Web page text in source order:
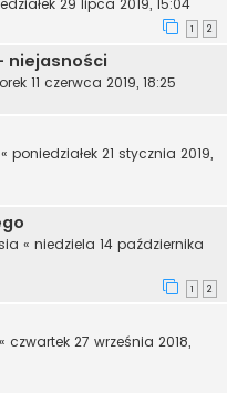
29 lipca 2019, 15:04
1 2
niejasności
11 czerwca 2019, 18:25
« poniedziałek 21 stycznia 2019,
« niedziela 14 października
1 2
« czwartek 27 września 2018,